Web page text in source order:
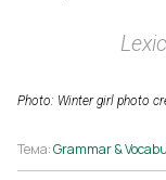
Photo: Winter girl photo
Тема:Grammar &